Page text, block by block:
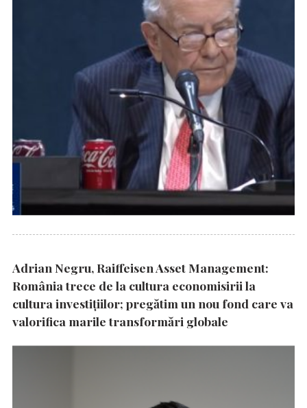
Adrian Negru, Raiffeisen Asset Management:
România trece de la cultura economisirii la
cultura investițiilor; pregătim un nou fond care va
valorifica marile transformări globale